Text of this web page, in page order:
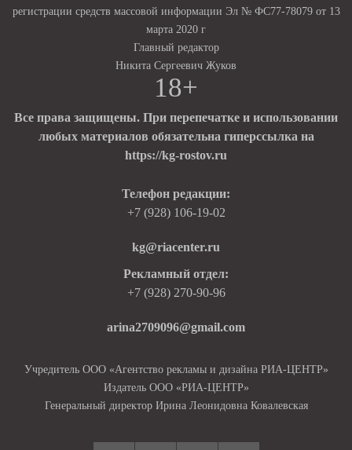
регистрации средств массовой информации Эл № ФС77-78079 от 13
марта 2020 г
Главный редактор
Никита Сергеевич Жуков
18+
Все права защищены. При перепечатке и использовании
любых материалов обязательна гиперссылка на
https://kg-rostov.ru
Телефон редакции:
+7 (928) 106-19-02
kg@riacenter.ru
Рекламный отдел:
+7 (928) 270-90-96
arina2709096@gmail.com
Учредитель ООО «Агентство рекламы и дизайна РИА-ЦЕНТР»
Издатель ООО «РИА-ЦЕНТР»
Генеральный директор Ирина Леонидовна Ковалевская